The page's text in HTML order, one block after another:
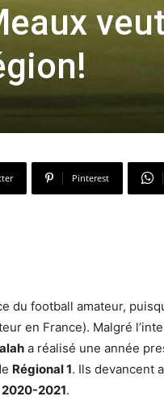
Pinterest
du football amateur,
en France). Malgré
a réalisé une année
Régional 1​. Ils devancent
2021​.